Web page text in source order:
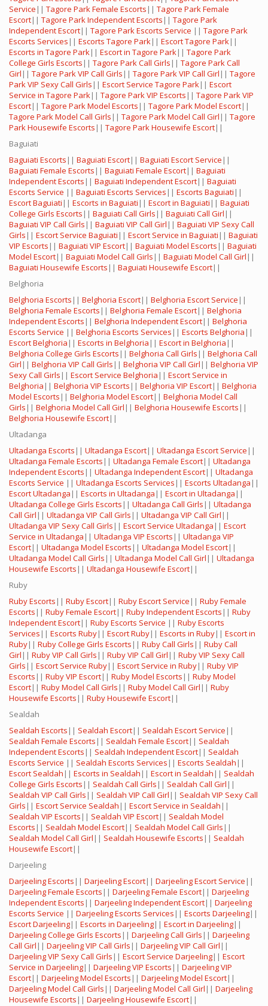
Service || Tagore Park Female Escorts || Tagore Park Female
Escort|| Tagore Park Independent Escorts || Tagore Park
Independent Escort|| Tagore Park Escorts Service || Tagore Park
Escorts Services || Escorts Tagore Park|| Escort Tagore Park||
Escorts in Tagore Park|| Escort in Tagore Park|| Tagore Park
College Girls Escorts || Tagore Park Call Girls || Tagore Park Call
Girl || Tagore Park VIP Call Girls || Tagore Park VIP Call Girl || Tagore
Park VIP Sexy Call Girls || Escort Service Tagore Park|| Escort
Service in Tagore Park|| Tagore Park VIP Escorts || Tagore Park VIP
Escort|| Tagore Park Model Escorts || Tagore Park Model Escort||
Tagore Park Model Call Girls || Tagore Park Model Call Girl || Tagore
Park Housewife Escorts || Tagore Park Housewife Escort||
Baguiati
Baguiati Escorts || Baguiati Escort|| Baguiati Escort Service ||
Baguiati Female Escorts || Baguiati Female Escort|| Baguiati
Independent Escorts || Baguiati Independent Escort|| Baguiati
Escorts Service || Baguiati Escorts Services || Escorts Baguiati ||
Escort Baguiati || Escorts in Baguiati || Escort in Baguiati || Baguiati
College Girls Escorts || Baguiati Call Girls || Baguiati Call Girl ||
Baguiati VIP Call Girls || Baguiati VIP Call Girl || Baguiati VIP Sexy Call
Girls || Escort Service Baguiati || Escort Service in Baguiati || Baguiati
VIP Escorts || Baguiati VIP Escort|| Baguiati Model Escorts || Baguiati
Model Escort|| Baguiati Model Call Girls || Baguiati Model Call Girl ||
Baguiati Housewife Escorts || Baguiati Housewife Escort||
Belghoria
Belghoria Escorts || Belghoria Escort|| Belghoria Escort Service ||
Belghoria Female Escorts || Belghoria Female Escort|| Belghoria
Independent Escorts || Belghoria Independent Escort|| Belghoria
Escorts Service || Belghoria Escorts Services || Escorts Belghoria ||
Escort Belghoria || Escorts in Belghoria || Escort in Belghoria ||
Belghoria College Girls Escorts || Belghoria Call Girls || Belghoria Call
Girl || Belghoria VIP Call Girls || Belghoria VIP Call Girl || Belghoria VIP
Sexy Call Girls || Escort Service Belghoria || Escort Service in
Belghoria || Belghoria VIP Escorts || Belghoria VIP Escort|| Belghoria
Model Escorts || Belghoria Model Escort|| Belghoria Model Call
Girls || Belghoria Model Call Girl || Belghoria Housewife Escorts ||
Belghoria Housewife Escort||
Ultadanga
Ultadanga Escorts || Ultadanga Escort|| Ultadanga Escort Service ||
Ultadanga Female Escorts || Ultadanga Female Escort|| Ultadanga
Independent Escorts || Ultadanga Independent Escort|| Ultadanga
Escorts Service || Ultadanga Escorts Services || Escorts Ultadanga ||
Escort Ultadanga || Escorts in Ultadanga || Escort in Ultadanga ||
Ultadanga College Girls Escorts || Ultadanga Call Girls || Ultadanga
Call Girl || Ultadanga VIP Call Girls || Ultadanga VIP Call Girl ||
Ultadanga VIP Sexy Call Girls || Escort Service Ultadanga || Escort
Service in Ultadanga || Ultadanga VIP Escorts || Ultadanga VIP
Escort|| Ultadanga Model Escorts || Ultadanga Model Escort||
Ultadanga Model Call Girls || Ultadanga Model Call Girl || Ultadanga
Housewife Escorts || Ultadanga Housewife Escort||
Ruby
Ruby Escorts || Ruby Escort|| Ruby Escort Service || Ruby Female
Escorts || Ruby Female Escort|| Ruby Independent Escorts || Ruby
Independent Escort|| Ruby Escorts Service || Ruby Escorts
Services || Escorts Ruby|| Escort Ruby|| Escorts in Ruby|| Escort in
Ruby|| Ruby College Girls Escorts || Ruby Call Girls || Ruby Call
Girl || Ruby VIP Call Girls || Ruby VIP Call Girl || Ruby VIP Sexy Call
Girls || Escort Service Ruby|| Escort Service in Ruby|| Ruby VIP
Escorts || Ruby VIP Escort|| Ruby Model Escorts || Ruby Model
Escort|| Ruby Model Call Girls || Ruby Model Call Girl || Ruby
Housewife Escorts || Ruby Housewife Escort||
Sealdah
Sealdah Escorts || Sealdah Escort|| Sealdah Escort Service ||
Sealdah Female Escorts || Sealdah Female Escort|| Sealdah
Independent Escorts || Sealdah Independent Escort|| Sealdah
Escorts Service || Sealdah Escorts Services || Escorts Sealdah ||
Escort Sealdah || Escorts in Sealdah || Escort in Sealdah || Sealdah
College Girls Escorts || Sealdah Call Girls || Sealdah Call Girl ||
Sealdah VIP Call Girls || Sealdah VIP Call Girl || Sealdah VIP Sexy Call
Girls || Escort Service Sealdah || Escort Service in Sealdah ||
Sealdah VIP Escorts || Sealdah VIP Escort|| Sealdah Model
Escorts || Sealdah Model Escort|| Sealdah Model Call Girls ||
Sealdah Model Call Girl || Sealdah Housewife Escorts || Sealdah
Housewife Escort||
Darjeeling
Darjeeling Escorts || Darjeeling Escort|| Darjeeling Escort Service ||
Darjeeling Female Escorts || Darjeeling Female Escort|| Darjeeling
Independent Escorts || Darjeeling Independent Escort|| Darjeeling
Escorts Service || Darjeeling Escorts Services || Escorts Darjeeling||
Escort Darjeeling|| Escorts in Darjeeling|| Escort in Darjeeling||
Darjeeling College Girls Escorts || Darjeeling Call Girls || Darjeeling
Call Girl || Darjeeling VIP Call Girls || Darjeeling VIP Call Girl ||
Darjeeling VIP Sexy Call Girls || Escort Service Darjeeling|| Escort
Service in Darjeeling|| Darjeeling VIP Escorts || Darjeeling VIP
Escort|| Darjeeling Model Escorts || Darjeeling Model Escort||
Darjeeling Model Call Girls || Darjeeling Model Call Girl || Darjeeling
Housewife Escorts || Darjeeling Housewife Escort||